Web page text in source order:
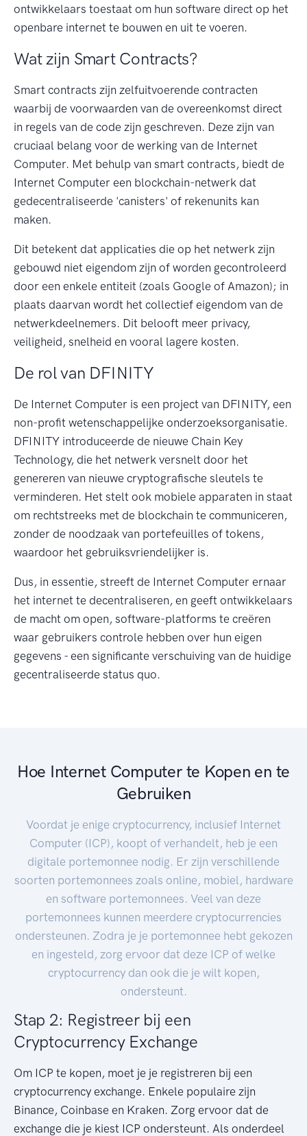
ontwikkelaars toestaat om hun software direct op het
openbare internet te bouwen en uit te voeren.
Wat zijn Smart Contracts?
Smart contracts zijn zelfuitvoerende contracten
waarbij de voorwaarden van de overeenkomst direct
in regels van de code zijn geschreven. Deze zijn van
cruciaal belang voor de werking van de Internet
Computer. Met behulp van smart contracts, biedt de
Internet Computer een blockchain-netwerk dat
gedecentraliseerde 'canisters' of rekenunits kan
maken.
Dit betekent dat applicaties die op het netwerk zijn
gebouwd niet eigendom zijn of worden gecontroleerd
door een enkele entiteit (zoals Google of Amazon); in
plaats daarvan wordt het collectief eigendom van de
netwerkdeelnemers. Dit belooft meer privacy,
veiligheid, snelheid en vooral lagere kosten.
De rol van DFINITY
De Internet Computer is een project van DFINITY, een
non-profit wetenschappelijke onderzoeksorganisatie.
DFINITY introduceerde de nieuwe Chain Key
Technology, die het netwerk versnelt door het
genereren van nieuwe cryptografische sleutels te
verminderen. Het stelt ook mobiele apparaten in staat
om rechtstreeks met de blockchain te communiceren,
zonder de noodzaak van portefeuilles of tokens,
waardoor het gebruiksvriendelijker is.
Dus, in essentie, streeft de Internet Computer ernaar
het internet te decentraliseren, en geeft ontwikkelaars
de macht om open, software-platforms te creëren
waar gebruikers controle hebben over hun eigen
gegevens - een significante verschuiving van de huidige
gecentraliseerde status quo.
Hoe Internet Computer te Kopen en te
Gebruiken
Voordat je enige cryptocurrency, inclusief Internet
Computer (ICP), koopt of verhandelt, heb je een
digitale portemonnee nodig. Er zijn verschillende
soorten portemonnees zoals online, mobiel, hardware
en software portemonnees. Veel van deze
portemonnees kunnen meerdere cryptocurrencies
ondersteunen. Zodra je je portemonnee hebt gekozen
en ingesteld, zorg ervoor dat deze ICP of welke
cryptocurrency dan ook die je wilt kopen,
ondersteunt.
Stap 2: Registreer bij een
Cryptocurrency Exchange
Om ICP te kopen, moet je je registreren bij een
cryptocurrency exchange. Enkele populaire zijn
Binance, Coinbase en Kraken. Zorg ervoor dat de
exchange die je kiest ICP ondersteunt. Als onderdeel